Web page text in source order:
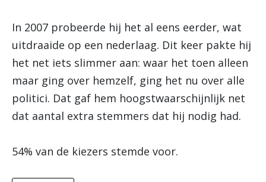
In 2007 probeerde hij het al eens eerder, wat
uitdraaide op een nederlaag. Dit keer pakte hij
het net iets slimmer aan: waar het toen alleen
maar ging over hemzelf, ging het nu over alle
politici. Dat gaf hem hoogstwaarschijnlijk net
dat aantal extra stemmers dat hij nodig had.
54% van de kiezers stemde voor.